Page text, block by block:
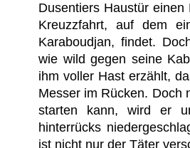
Dusentiers Haustür
Kreuzzfahrt, auf dem
Karaboudjan, findet.
wie wild gegen seine
ihm voller Hast erzählt,
Messer im Rücken. Doch
starten kann, wird er
hinterrücks
ist nicht nur der Täter